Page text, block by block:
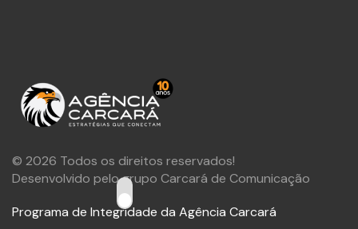
© 2026 Todos os direitos reservados!
Desenvolvido pelo grupo Carcará de Comunicação
Programa de Integridade da Agência Carcará